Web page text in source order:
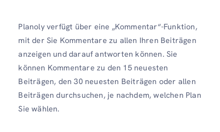
Planoly verfügt über eine „Kommentar“-Funktion,
mit der Sie Kommentare zu allen Ihren Beiträgen
anzeigen und darauf antworten können. Sie
können Kommentare zu den 15 neuesten
Beiträgen, den 30 neuesten Beiträgen oder allen
Beiträgen durchsuchen, je nachdem, welchen Plan
Sie wählen.